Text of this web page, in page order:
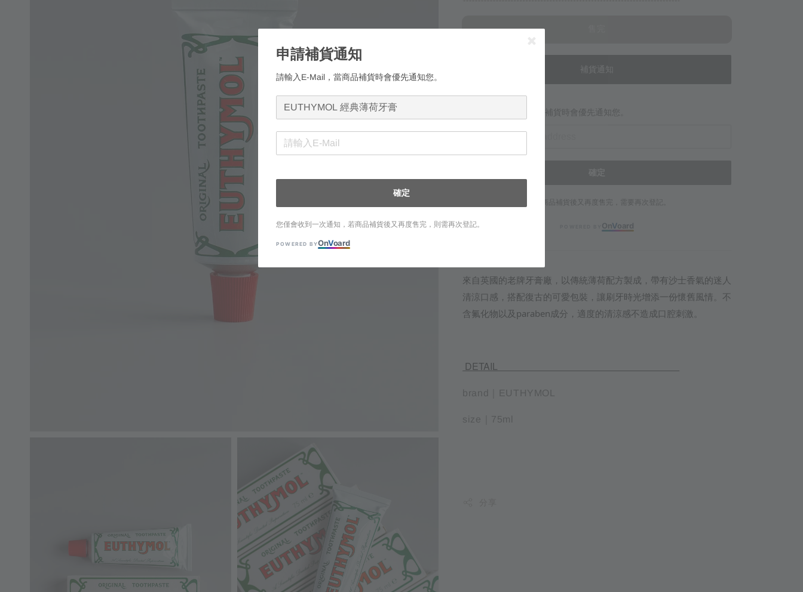
補貨通知
申請補貨通知
請輸入E-Mail，當商品補貨時會優先通知您。
您僅會收到一次通知，若商品補貨後又再度售完，需要再次登記。
OnVoard
來自英國的老牌牙膏廠，以傳統薄荷配方製成，帶有沙士香氣的迷人
清涼口感，搭配復古的可愛包裝，讓刷牙時光增添一份懷舊風情。不
含氟化物以及paraben成分，適度的清涼感不造成口腔刺激。
DETAIL
brand｜EUTHYMOL
size｜75ml
申請補貨通知
請輸入E-Mail，當商品補貨時會優先通知您。
確定
您僅會收到一次通知，若商品補貨後又再度售完，則需再次登記。
POWERED BYOnVoard